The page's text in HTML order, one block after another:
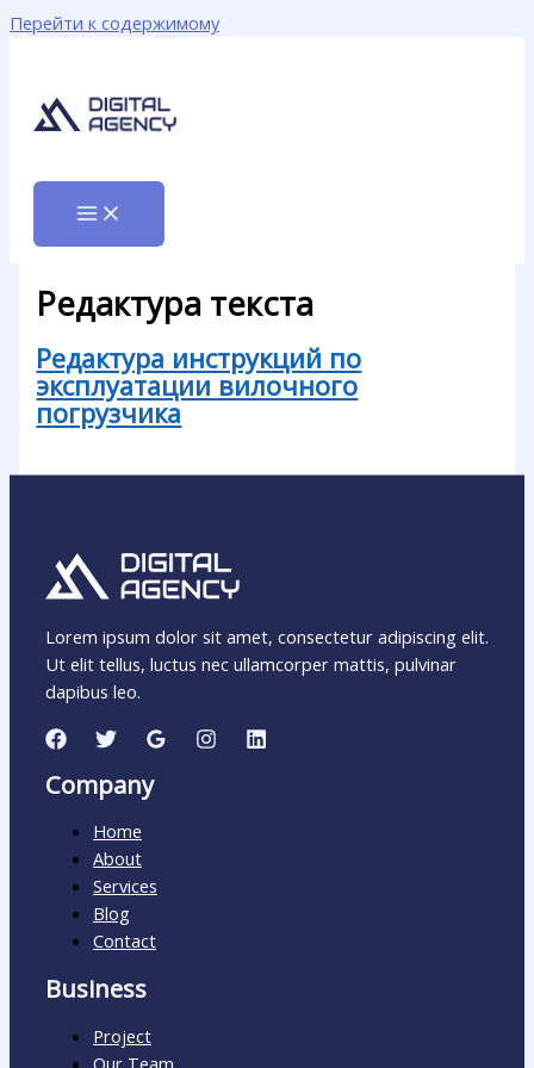
Перейти к содержимому
Редактура текста
Редактура инструкций по
эксплуатации вилочного
погрузчика
Lorem ipsum dolor sit amet, consectetur adipiscing elit.
Ut elit tellus, luctus nec ullamcorper mattis, pulvinar
dapibus leo.
Company
Home
About
Services
Blog
Contact
Business
Project
Our Team